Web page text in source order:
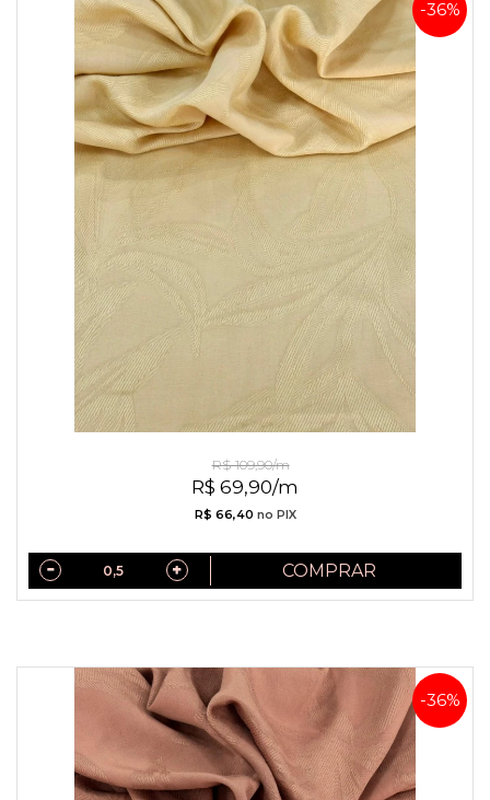
R$ 69,90/m
R$ 109,90/m
-36%
R$ 66,40 no PIX
COMPRAR
-36%